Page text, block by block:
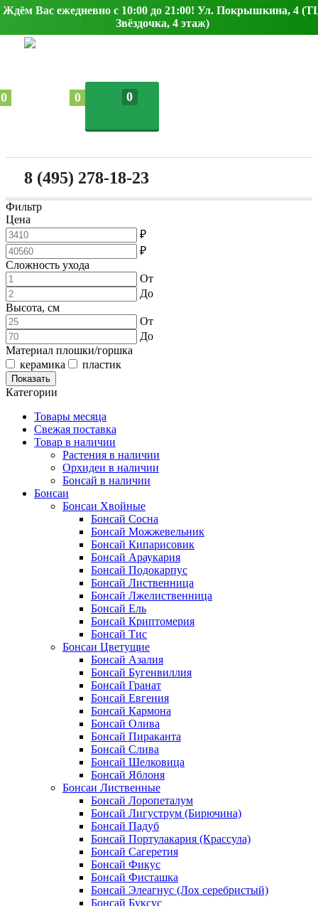
Ждём Вас ежедневно с 10:00 до 21:00! Ул. Покрышкина, 4
Звёздочка, 4 этаж)
0
0 0
8 (495) 278-18-23
Фильтр
Цена
₽
₽
Сложность ухода
От
До
Высота, см
От
До
Материал плошки/горшка
керамика
пластик
Показать
Категории
Товары месяца
Свежая поставка
Товар в наличии
Растения в наличии
Орхидеи в наличии
Бонсай в наличии
Бонсаи
Бонсаи Хвойные
Бонсай Сосна
Бонсай Можжевельник
Бонсай Кипарисовик
Бонсай Араукария
Бонсай Подокарпус
Бонсай Лиственница
Бонсай Лжелиственница
Бонсай Ель
Бонсай Криптомерия
Бонсай Тис
Бонсаи Цветущие
Бонсай Азалия
Бонсай Бугенвиллия
Бонсай Гранат
Бонсай Евгения
Бонсай Кармона
Бонсай Олива
Бонсай Пираканта
Бонсай Слива
Бонсай Шелковица
Бонсай Яблоня
Бонсаи Лиственные
Бонсай Лоропеталум
Бонсай Лигуструм (Бирючина)
Бонсай Падуб
Бонсай Портулакария (Крассула)
Бонсай Сагеретия
Бонсай Фикус
Бонсай Фисташка
Бонсай Элеагнус (Лох серебристый)
Бонсай Буксус